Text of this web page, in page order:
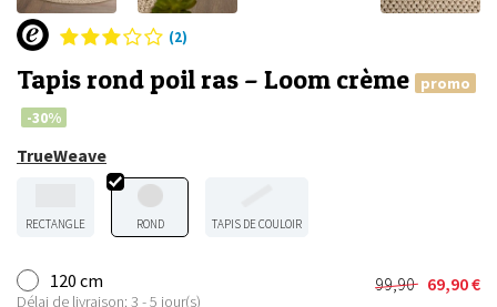
(2)
Tapis rond poil ras – Loom crème
promo
-30%
TrueWeave
RECTANGLE ROND TAPIS DE COULOIR
120 cm
Délai de livraison: 3 - 5 jour(s)
99,90
Le 69,90€
Le